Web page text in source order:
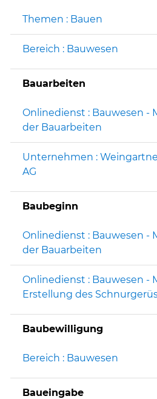
Themen : Bauen
Bereich : Bauwesen
Bauarbeiten
Onlinedienst : Bauwesen -
der Bauarbeiten
Unternehmen :
AG
Baubeginn
Onlinedienst : Bauwesen -
der Bauarbeiten
Onlinedienst : Bauwesen -
Erstellung des
Baubewilligung
Bereich : Bauwesen
Baueingabe